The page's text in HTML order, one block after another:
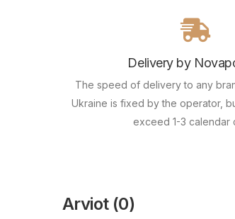
Delivery by
The speed of delivery to any
Ukraine is fixed by the operator,
exceed 1-3 calendar
Arviot (0)